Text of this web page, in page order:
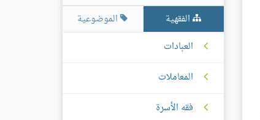
الفقهية
الموضوعية
العبادات
المعاملات
فقه الأسرة